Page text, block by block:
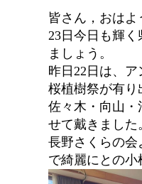
皆さん，おは
23日今日も輝
ましょう。
昨日22日は、
桜植樹祭が有り
佐々木・向山
せて戴きました
長野さくらの会
で綺麗にとの